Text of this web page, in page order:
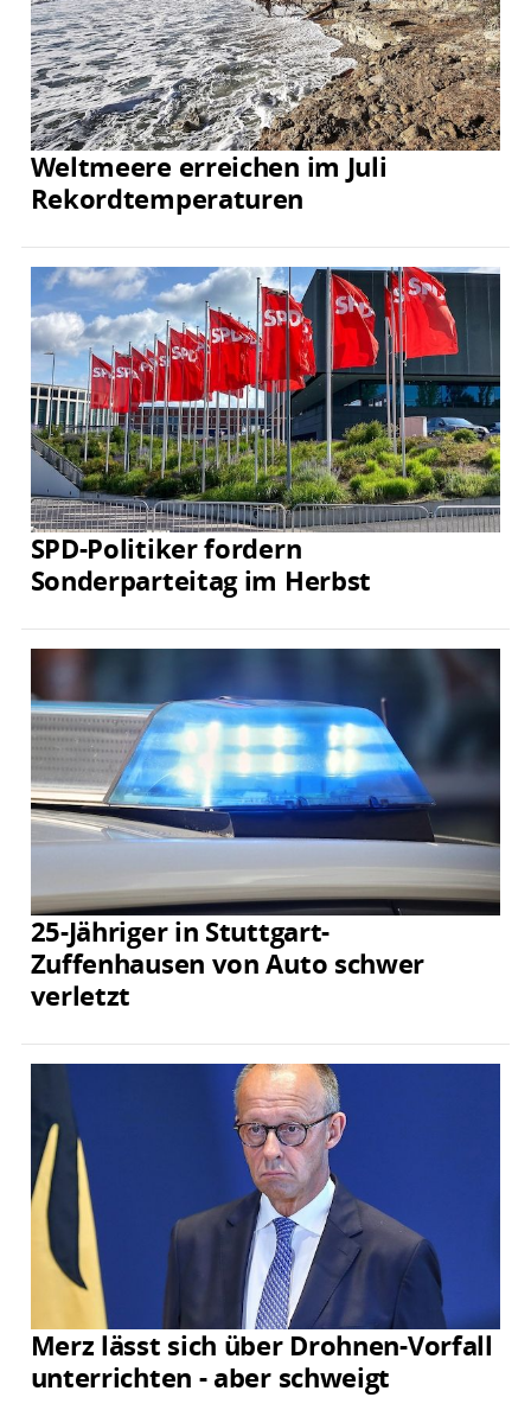
Weltmeere erreichen im Juli
Rekordtemperaturen
SPD-Politiker fordern
Sonderparteitag im Herbst
25-Jähriger in Stuttgart-
Zuffenhausen von Auto schwer
verletzt
Merz lässt sich über Drohnen-Vorfall
unterrichten - aber schweigt